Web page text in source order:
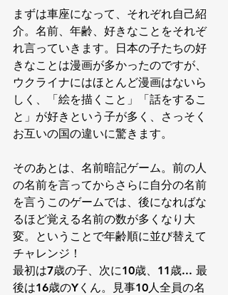
まずは車座になって、それぞれ自己紹
介。名前、年齢、好きなことをそれぞ
れ言っていきます。日本の子たちの好
きなことは漫画が多かったのですが、
ウクライナにはほとんど漫画はないら
しく、「絵を描くこと」「話をするこ
と」が好きという子が多く、さっそく
お互いの国の違いに驚きます。
そのあとは、名前暗記ゲーム。前の人
の名前を言ってからさらに自分の名前
を言うこのゲームでは、後になればな
るほど覚える名前の数が多くなり大
変。ということで年齢順に並び替えて
チャレンジ！
最初は7歳の子、次に10歳、11歳... 最
後は16歳のYくん。見事10人全員の名